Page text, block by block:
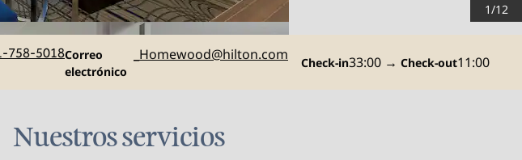
1/12
758-5018Correo
electrónico
Correo electrónicoMEMHW
_Homewood@hilton.com Check-in33:00 → Check-out11:00
Nuestros servicios